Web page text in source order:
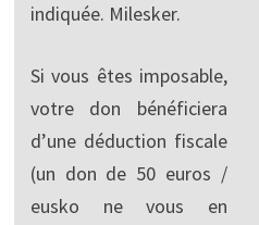
indiquée. Milesker.
Si vous êtes imposable,
votre don bénéficiera
d’une déduction fiscale
(un don de 50 euros /
eusko ne vous en